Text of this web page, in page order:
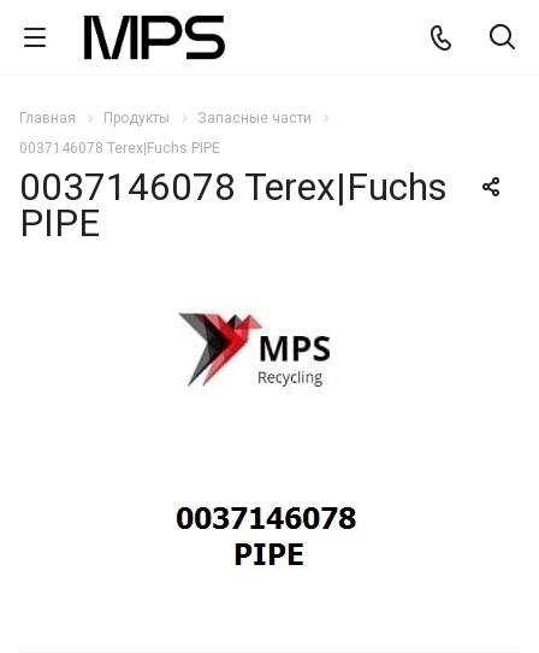
Главная Продукты
Запасные части
0037146078 Terex|Fuchs PIPE
0037146078 Terex|Fuchs
PIPE